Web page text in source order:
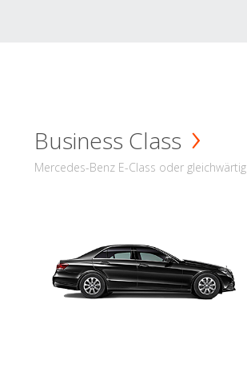
Business Class
Mercedes-Benz E-Class oder gleichwärtig